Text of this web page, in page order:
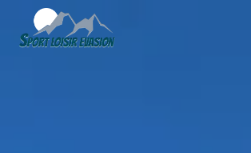
Panneau de gestion des cookies